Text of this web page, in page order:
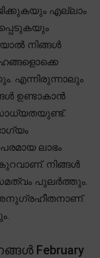
എല്ലാം
നിങ്ങൾ
എന്നിരുന്നാലും
ഉണ്ടാകാൻ
ലാഭം
നിങ്ങൾ
പുലർത്തും.
February